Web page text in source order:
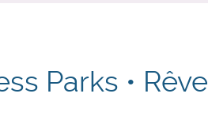
Parks • Rêve